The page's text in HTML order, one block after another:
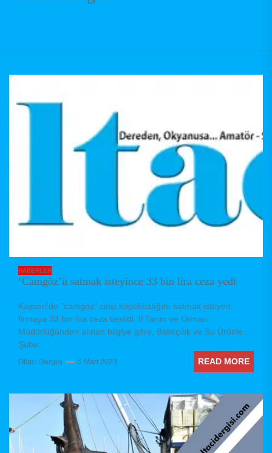
HABERLER
‘Camgöz’ü satmak isteyince 33 bin lira ceza yedi
Kayseri'de "camgöz" cinsi köpekbalığını satmak isteyen
firmaya 33 bin lira ceza kesildi. İl Tarım ve Orman
Müdürlüğünden alınan bilgiye göre, Balıkçılık ve Su Ürünleri
Şube...
Oltacı Dergisi 5 Mart 2023 READ MORE